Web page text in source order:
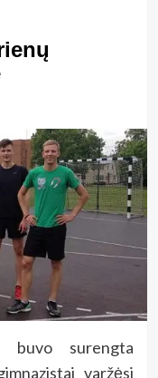
buvo surengta
varžėsi